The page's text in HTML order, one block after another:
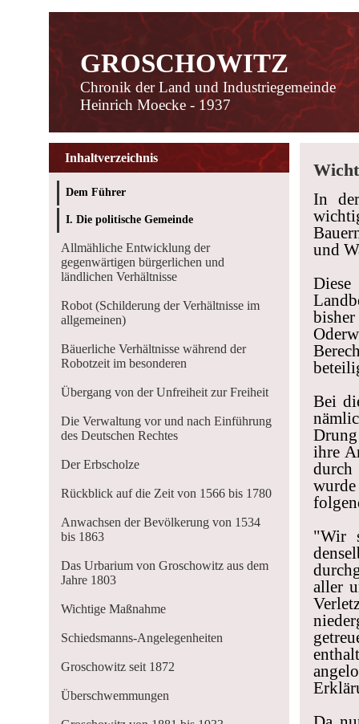
GROSCHOWITZ
Chronik der Land und Industriegemeinde
Heinrich Moecke - 1937
Inhaltverzeichnis
Dem Führer
I. Die politische Gemeinde
Allmähliche Entwicklung der
gegenwärtigen bürgerlichen und
ländlichen Verhältnisse
Robot (Schilderung der Verhältnisse im
allgemeinen)
Bäuerliche Verhältnisse während der
Robotzeit im besonderen
Übergang von der Unfreiheit zur Freiheit
Die Verwaltung vor und nach Einführung
des Deutschen Rechtes
Der Erbscholze
Rückblick auf die Zeit von 1566 bis 1780
Anwachsen der Bevölkerung von 1534
bis 1863
Das Urbarium von Groschowitz aus dem
Jahre 1803
Wichtige Maßnahme
Schiedsmanns-Angelegenheiten
Groschowitz seit 1872
Überschwemmungen
In
und
Bei
ihre
"Wir
aller